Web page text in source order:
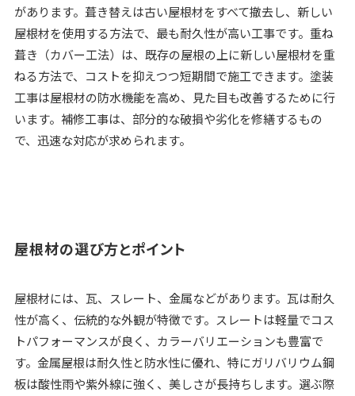
があります。葺き替えは古い屋根材をすべて撤去し、新しい
屋根材を使用する方法で、最も耐久性が高い工事です。重ね
葺き（カバー工法）は、既存の屋根の上に新しい屋根材を重
ねる方法で、コストを抑えつつ短期間で施工できます。塗装
工事は屋根材の防水機能を高め、見た目も改善するために行
います。補修工事は、部分的な破損や劣化を修繕するもの
で、迅速な対応が求められます。
屋根材の選び方とポイント
屋根材には、瓦、スレート、金属などがあります。瓦は耐久
性が高く、伝統的な外観が特徴です。スレートは軽量でコス
トパフォーマンスが良く、カラーバリエーションも豊富で
す。金属屋根は耐久性と防水性に優れ、特にガリバリウム鋼
板は酸性雨や紫外線に強く、美しさが長持ちします。選ぶ際